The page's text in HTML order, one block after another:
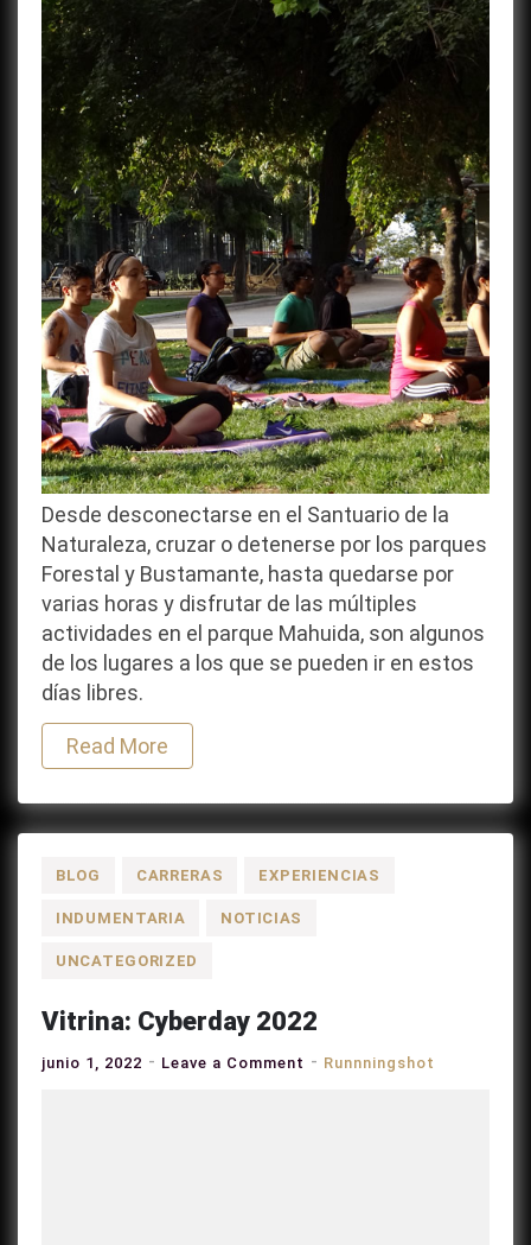
para
hacer
vacaciones
de
invierno
Desde desconectarse en el Santuario de la
Naturaleza, cruzar o detenerse por los parques
Forestal y Bustamante, hasta quedarse por
varias horas y disfrutar de las múltiples
actividades en el parque Mahuida, son algunos
de los lugares a los que se pueden ir en estos
días libres.
Read More
BLOG CARRERAS EXPERIENCIAS
INDUMENTARIA NOTICIAS
UNCATEGORIZED
Vitrina: Cyberday 2022
junio 1, 2022 Leave a Comment on Runnningshot